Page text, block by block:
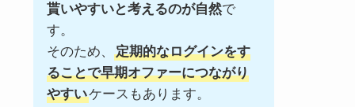
貰いやすいと考えるのが自然で
す。
そのため、
定期的なログインをす
ることで早期オファーにつながり
やすいケースもあります。